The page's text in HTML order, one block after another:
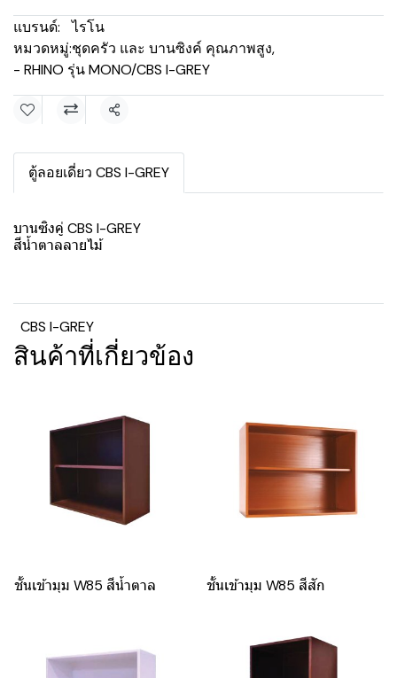
แบรนด์:
ไรโน
หมวดหมู่:ชุดครัว และ บานซิงค์ คุณภาพสูง,
- RHINO รุ่น MONO/CBS I-GREY
แชร์
ตู้ลอยเดี่ยว CBS I-GREY
บานซิงคู่ CBS I-GREY
สีน้ำตาลลายไม้
CBS I-GREY
สินค้าที่เกี่ยวข้อง
ชั้นเข้ามุม W85 สีน้ำตาล ชั้นเข้ามุม W85 สีสัก